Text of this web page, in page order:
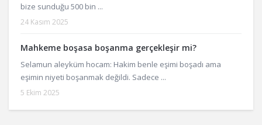
bize sunduğu 500 bin ...
24 Kasım 2025
Mahkeme boşasa boşanma gerçekleşir mi?
Selamun aleyküm hocam: Hakim benle eşimi boşadı ama
eşimin niyeti boşanmak değildi. Sadece ...
5 Ekim 2025